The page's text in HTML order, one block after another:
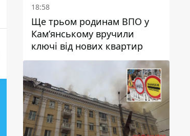
18:58
Ще трьом родинам ВПО у
Кам’янському вручили
ключі від нових квартир